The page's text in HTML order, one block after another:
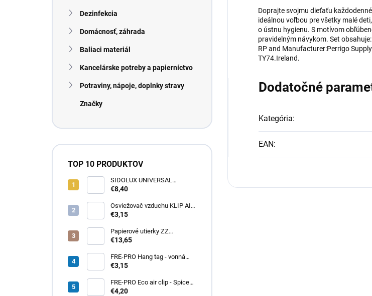
Dezinfekcia
Domácnosť, záhrada
Baliaci materiál
Kancelárske potreby a papierníctvo
Potraviny, nápoje, doplnky stravy
Značky
TOP 10 PRODUKTOV
SIDOLUX UNIVERSAL
Marseillské mydlo s
€8,40
Osviežovač vzduchu KLIP AIR
TROPICAL
€3,15
Papierové utierky ZZ
zelené (4000ks) 1vrst.
€13,65
FRE-PRO Hang tag - vonná
gelová záveska Spiced Apple
€3,15
FRE-PRO Eco air clip - Spiced
Apple 1ks
€4,20
Doprajte svojmu dieťaťu
ideálnou voľbou pre všetky malé
o ústnu hygienu. S motívom
pravidelným návykom. Set
RP and Manufacturer:Perrigo
TY74.Ireland.
Dodatočné
Kategória:
EAN: